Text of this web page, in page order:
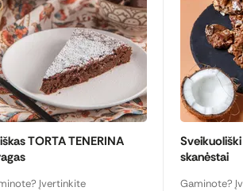
TORTA TENERINA
Įvertinkite
Sveikuoliški
skanėstai
Gaminote?